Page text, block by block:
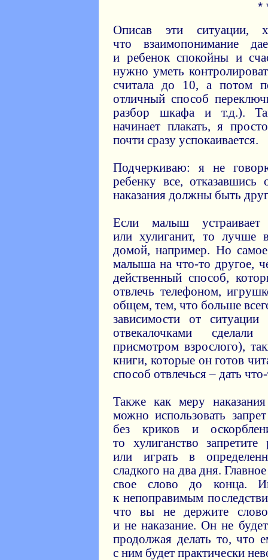
*
Описав эти ситуации,
что взаимопонимание
и ребенок спокойны и
нужно уметь
считала до 10, а потом
отличный способ
разбор шкафа и т.д.).
начинает плакать, я
почти сразу успокаивается.
Подчеркиваю: я не
ребенку все, отказавшись
наказания должны быть
Если малыш
или хулиганит, то лучше
домой, например. Но
малыша на что-то другое,
действенный способ,
отвлечь телефоном,
общем, тем, что больше
зависимости от
отвекалочками
присмотром взрослого),
книги, которые он готов
способ отвлечься – дать
Также как меру
можно использовать
без криков и
то хулиганство
или играть в
сладкого на два дня.
свое слово до конца.
к непоправимым
что вы не держите
и не наказание. Он не
продолжая делать то, что
с ним будет практически